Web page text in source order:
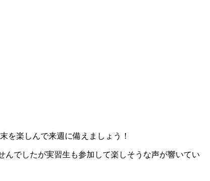
を楽しんで来週に備えましょう！
でしたが実習生も参加して楽しそうな声が響いてい